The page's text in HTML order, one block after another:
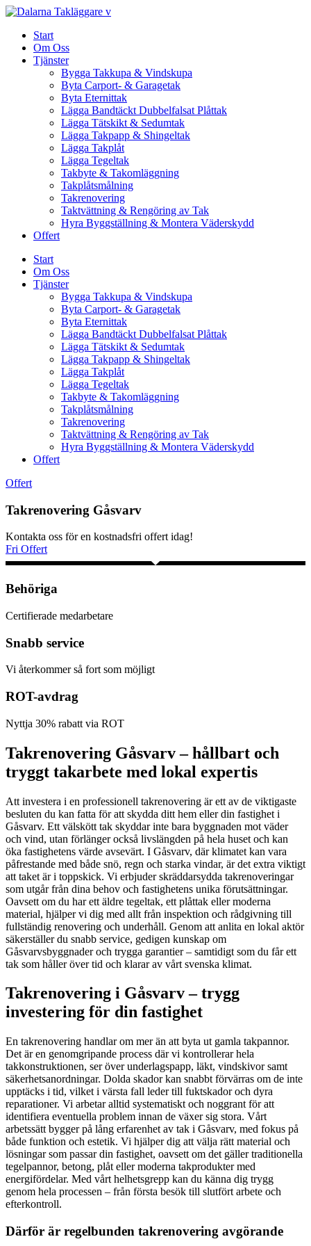
Skip
contentStart
Om Oss
Tjänster
Bygga Takkupa & Vindskupa
Byta Carport- & Garagetak
Byta Eternittak
Lägga Bandtäckt Dubbelfalsat Plåttak
Lägga Tätskikt & Sedumtak
Lägga Takpapp & Shingeltak
Lägga Takplåt
Lägga Tegeltak
Takbyte & Takomläggning
Takplåtsmålning
Takrenovering
Taktvättning & Rengöring av Tak
Hyra Byggställning & Montera Väderskydd
Offert
Start
Om Oss
Tjänster
Bygga Takkupa & Vindskupa
Byta Carport- & Garagetak
Byta Eternittak
Lägga Bandtäckt Dubbelfalsat Plåttak
Lägga Tätskikt & Sedumtak
Lägga Takpapp & Shingeltak
Lägga Takplåt
Lägga Tegeltak
Takbyte & Takomläggning
Takplåtsmålning
Takrenovering
Taktvättning & Rengöring av Tak
Hyra Byggställning & Montera Väderskydd
Offert
Offert
Takrenovering Gåsvarv
Kontakta oss för en kostnadsfri offert idag!
Fri Offert
Behöriga
Certifierade medarbetare
Snabb service
Vi återkommer så fort som möjligt
ROT-avdrag
Nyttja 30% rabatt via ROT
Takrenovering Gåsvarv – hållbart och
tryggt takarbete med lokal expertis
Att investera i en professionell takrenovering är ett av de viktigaste
besluten du kan fatta för att skydda ditt hem eller din fastighet i
Gåsvarv. Ett välskött tak skyddar inte bara byggnaden mot väder
och vind, utan förlänger också livslängden på hela huset och kan
öka fastighetens värde avsevärt. I Gåsvarv, där klimatet kan vara
påfrestande med både snö, regn och starka vindar, är det extra viktigt
att taket är i toppskick. Vi erbjuder skräddarsydda takrenoveringar
som utgår från dina behov och fastighetens unika förutsättningar.
Oavsett om du har ett äldre tegeltak, ett plåttak eller moderna
material, hjälper vi dig med allt från inspektion och rådgivning till
fullständig renovering och underhåll. Genom att anlita en lokal aktör
säkerställer du snabb service, gedigen kunskap om
Gåsvarvsbyggnader och trygga garantier – samtidigt som du får ett
tak som håller över tid och klarar av vårt svenska klimat.
Takrenovering i Gåsvarv – trygg
investering för din fastighet
En takrenovering handlar om mer än att byta ut gamla takpannor.
Det är en genomgripande process där vi kontrollerar hela
takkonstruktionen, ser över underlagspapp, läkt, vindskivor samt
säkerhetsanordningar. Dolda skador kan snabbt förvärras om de inte
upptäcks i tid, vilket i värsta fall leder till fuktskador och dyra
reparationer. Vi arbetar alltid systematiskt och noggrant för att
identifiera eventuella problem innan de växer sig stora. Vårt
arbetssätt bygger på lång erfarenhet av tak i Gåsvarv, med fokus på
både funktion och estetik. Vi hjälper dig att välja rätt material och
lösningar som passar din fastighet, oavsett om det gäller traditionella
tegelpannor, betong, plåt eller moderna takprodukter med
energifördelar. Med vårt helhetsgrepp kan du känna dig trygg
genom hela processen – från första besök till slutfört arbete och
efterkontroll.
Därför är regelbunden takrenovering avgörande